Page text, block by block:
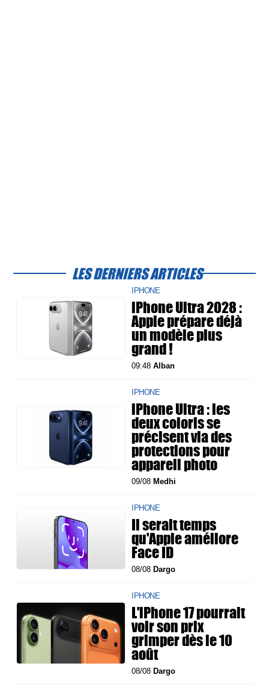
LES DERNIERS ARTICLES
IPHONE
iPhone Ultra 2028 :
Apple prépare déjà
un modèle plus
grand !
09:48Alban
IPHONE
iPhone Ultra : les
deux coloris se
précisent via des
protections pour
appareil photo
09/08Medhi
IPHONE
Il serait temps
qu'Apple améliore
Face ID
08/08Dargo
IPHONE
L'iPhone 17 pourrait
voir son prix
grimper dès le 10
août
08/08Dargo